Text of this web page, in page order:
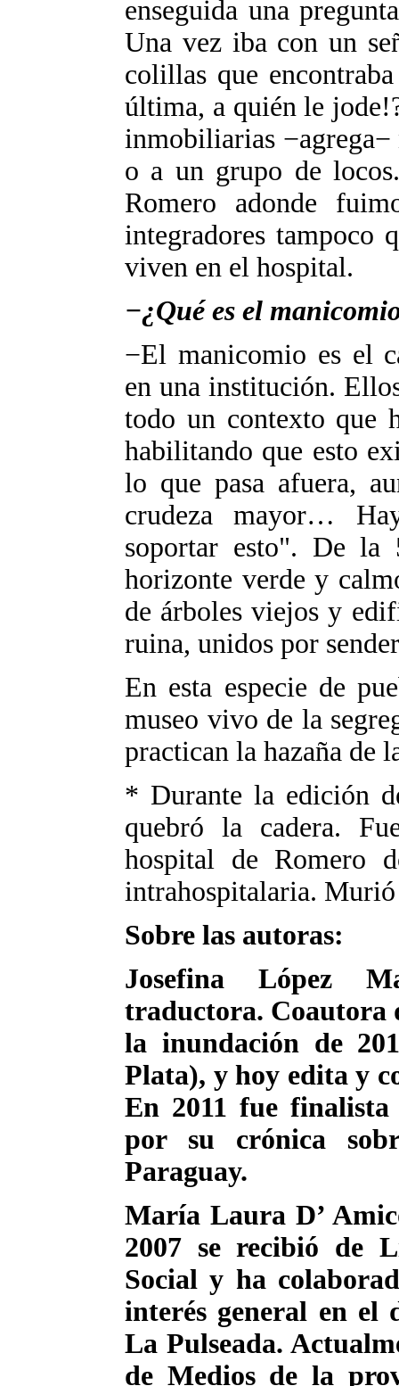
enseguida una
Una vez iba con un
colillas que
última, a quién le
inmobiliarias
o a un grupo de
Romero adonde
integradores tampoco
viven en el hospital.
−¿Qué es el
−El manicomio es el
en una institución.
todo un contexto que
habilitando que esto
lo que pasa afuera,
crudeza mayor…
soportar esto". De la
horizonte verde y
de árboles viejos y
ruina, unidos por
En esta especie de
museo vivo de la
practican la hazaña de
* Durante la edición
quebró la cadera.
hospital de Romero
intrahospitalaria.
Sobre las autoras:
Josefina López
traductora. Coautora
la inundación de
Plata), y hoy edita y
En 2011 fue finalista
por su crónica
Paraguay.
María Laura D’
2007 se recibió de
Social y ha
interés general en el
La Pulseada.
de Medios de la